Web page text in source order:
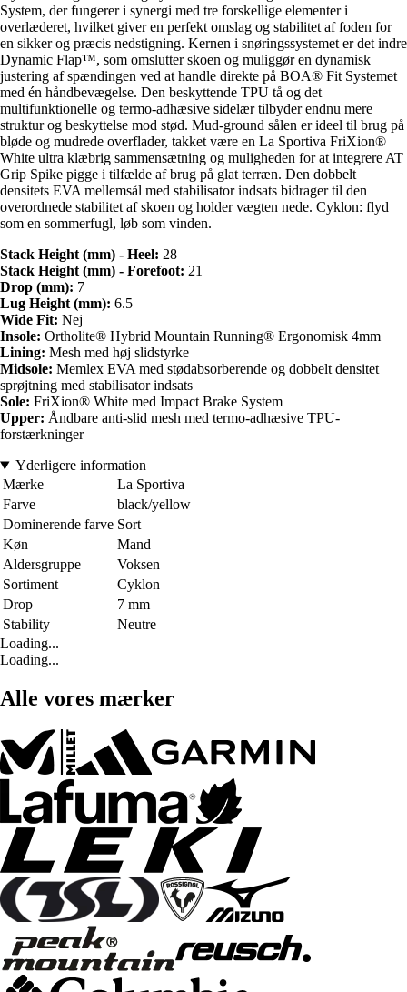
System, der fungerer i synergi med tre forskellige elementer i
overlæderet, hvilket giver en perfekt omslag og stabilitet af foden for
en sikker og præcis nedstigning. Kernen i snøringssystemet er det indre
Dynamic Flap™, som omslutter skoen og muliggør en dynamisk
justering af spændingen ved at handle direkte på BOA® Fit Systemet
med én håndbevægelse. Den beskyttende TPU tå og det
multifunktionelle og termo-adhæsive sidelær tilbyder endnu mere
struktur og beskyttelse mod stød. Mud-ground sålen er ideel til brug på
bløde og mudrede overflader, takket være en La Sportiva FriXion®
White ultra klæbrig sammensætning og muligheden for at integrere AT
Grip Spike pigge i tilfælde af brug på glat terræn. Den dobbelt
densitets EVA mellemsål med stabilisator indsats bidrager til den
overordnede stabilitet af skoen og holder vægten nede. Cyklon: flyd
som en sommerfugl, løb som vinden.
Stack Height (mm) - Heel: 28
Stack Height (mm) - Forefoot: 21
Drop (mm): 7
Lug Height (mm): 6.5
Wide Fit: Nej
Insole: Ortholite® Hybrid Mountain Running® Ergonomisk 4mm
Lining: Mesh med høj slidstyrke
Midsole: Memlex EVA med stødabsorberende og dobbelt densitet
sprøjtning med stabilisator indsats
Sole: FriXion® White med Impact Brake System
Upper: Åndbare anti-slid mesh med termo-adhæsive TPU-
forstærkninger
Yderligere information
Mærke
La Sportiva
Farve
black/yellow
Dominerende farve Sort
Køn
Mand
Aldersgruppe
Voksen
Sortiment
Cyklon
Drop
7 mm
Stability
Neutre
Loading...
Loading...
Alle vores mærker